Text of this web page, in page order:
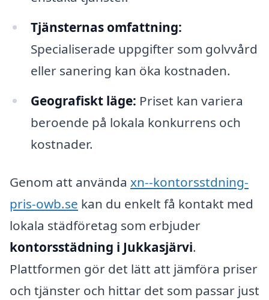
Tjänsternas omfattning:
Specialiserade uppgifter som golvvård
eller sanering kan öka kostnaden.
Geografiskt läge: Priset kan variera
beroende på lokala konkurrens och
kostnader.
Genom att använda xn--kontorsstdning-
pris-owb.se kan du enkelt få kontakt med
lokala städföretag som erbjuder
kontorsstädning i Jukkasjärvi.
Plattformen gör det lätt att jämföra priser
och tjänster och hittar det som passar just